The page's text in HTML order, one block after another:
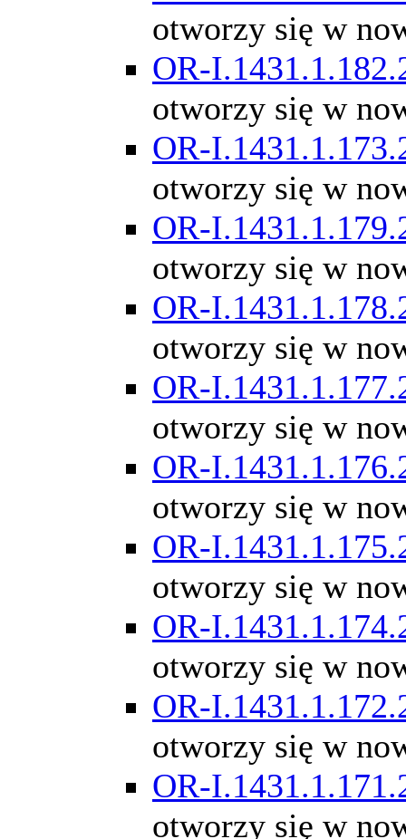
otworzy się w
OR-
otworzy się w
OR-
otworzy się w
OR-
otworzy się w
OR-
otworzy się w
OR-
otworzy się w
OR-
otworzy się w
OR-
otworzy się w
OR-
otworzy się w
OR-
otworzy się w
OR-
otworzy się w